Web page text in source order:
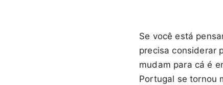
Se você está
precisa considerar
mudam para cá é
Portugal se tornou